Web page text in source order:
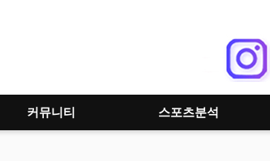
커뮤니티 스포츠분석